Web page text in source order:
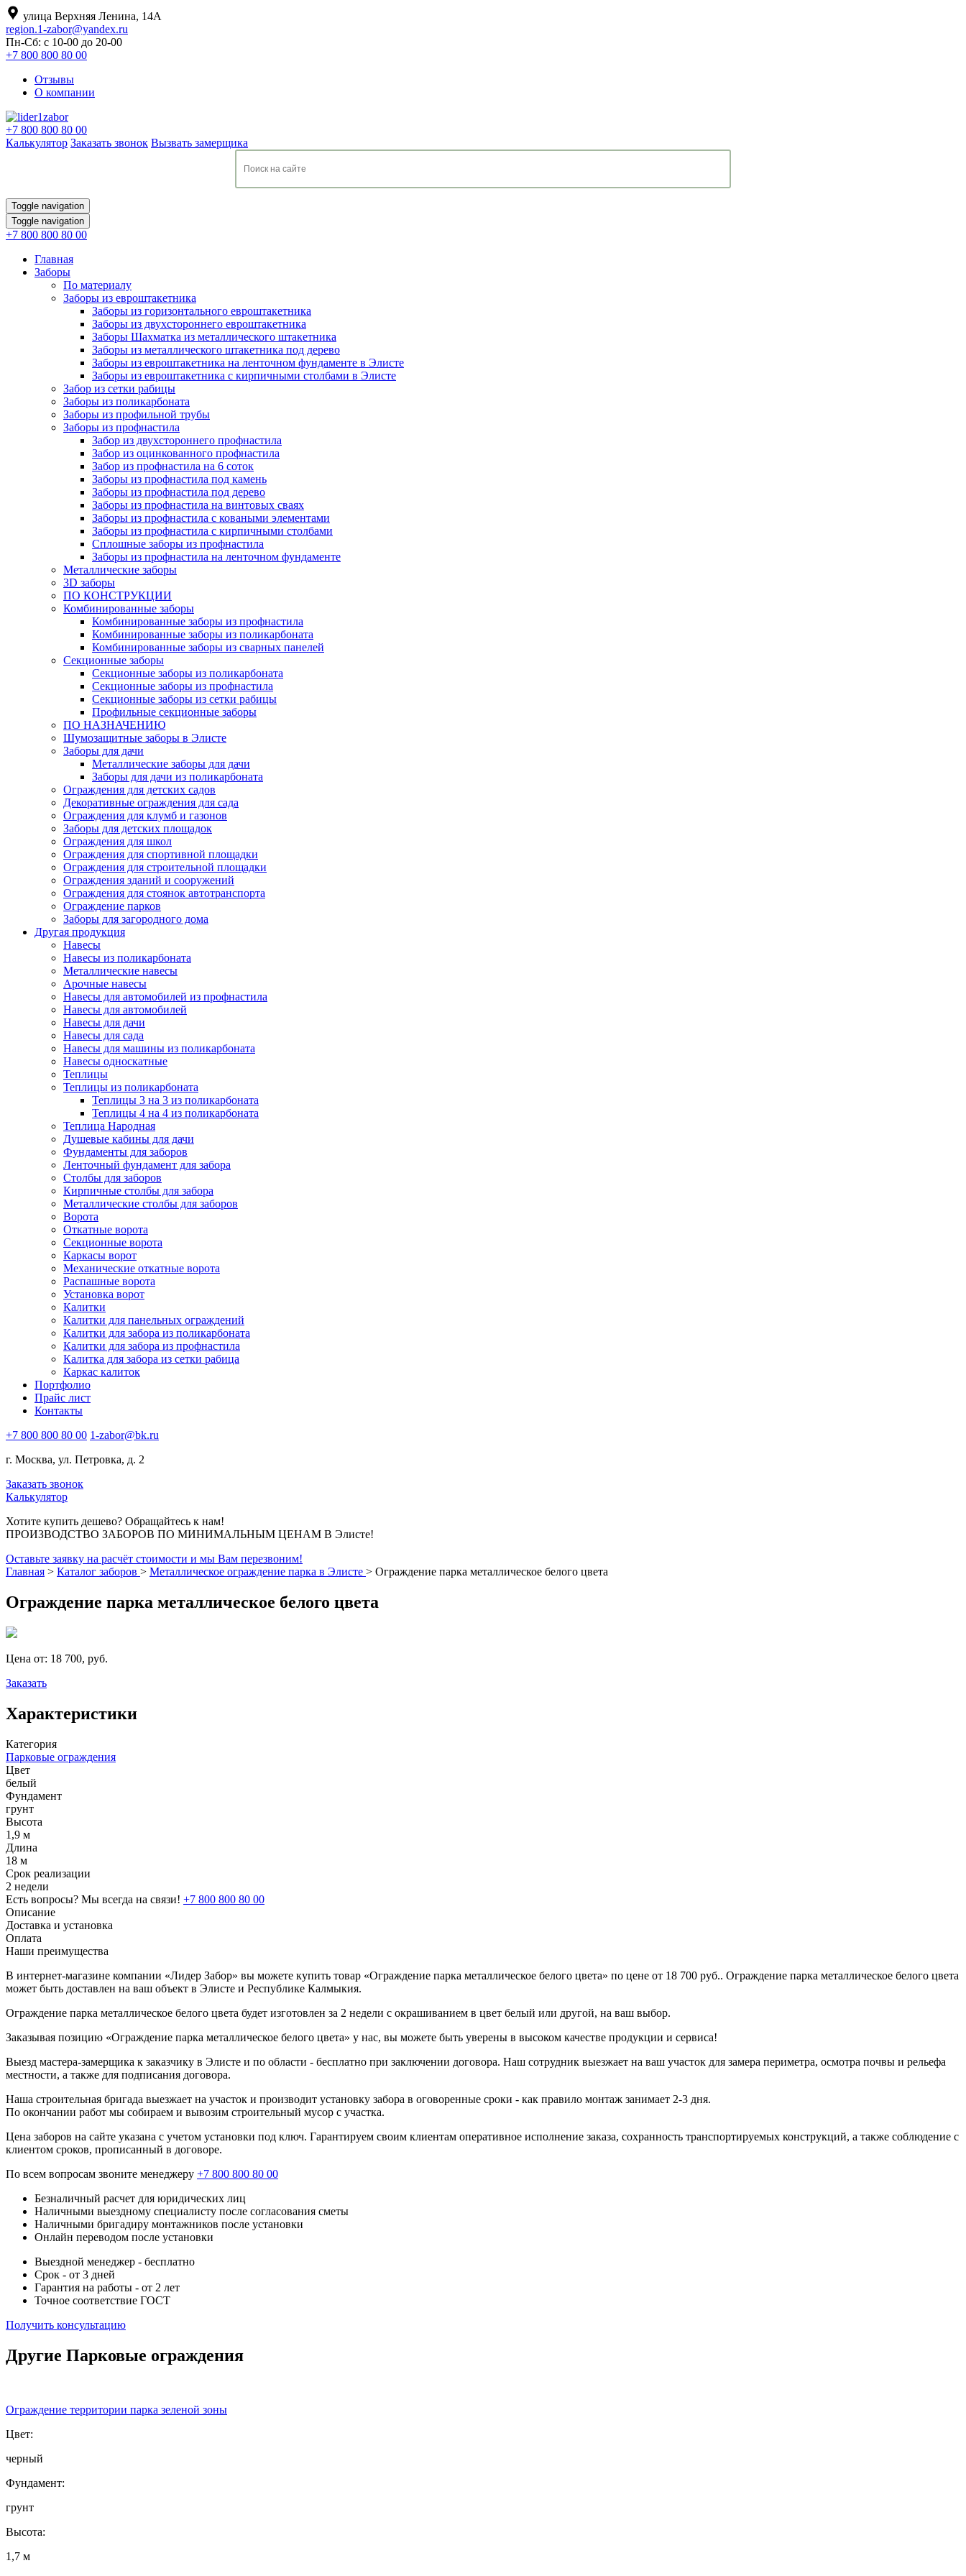
улица Верхняя Ленина, 14А
region.1-zabor@yandex.ru
Пн-Сб: с 10-00 до 20-00
+7 800 800 80 00
Отзывы
О компании
+7 800 800 80 00
Калькулятор Заказать звонок Вызвать замерщика
Toggle navigation
Toggle navigation
+7 800 800 80 00
Главная
Заборы
По материалу
Заборы из евроштакетника
Заборы из горизонтального евроштакетника
Заборы из двухстороннего евроштакетника
Заборы Шахматка из металлического штакетника
Заборы из металлического штакетника под дерево
Заборы из евроштакетника на ленточном фундаменте в Элисте
Заборы из евроштакетника с кирпичными столбами в Элисте
Забор из сетки рабицы
Заборы из поликарбоната
Заборы из профильной трубы
Заборы из профнастила
Забор из двухстороннего профнастила
Забор из оцинкованного профнастила
Забор из профнастила на 6 соток
Заборы из профнастила под камень
Заборы из профнастила под дерево
Заборы из профнастила на винтовых сваях
Заборы из профнастила с коваными элементами
Заборы из профнастила с кирпичными столбами
Сплошные заборы из профнастила
Заборы из профнастила на ленточном фундаменте
Металлические заборы
3D заборы
ПО КОНСТРУКЦИИ
Комбинированные заборы
Комбинированные заборы из профнастила
Комбинированные заборы из поликарбоната
Комбинированные заборы из сварных панелей
Секционные заборы
Секционные заборы из поликарбоната
Секционные заборы из профнастила
Секционные заборы из сетки рабицы
Профильные секционные заборы
ПО НАЗНАЧЕНИЮ
Шумозащитные заборы в Элисте
Заборы для дачи
Металлические заборы для дачи
Заборы для дачи из поликарбоната
Ограждения для детских садов
Декоративные ограждения для сада
Ограждения для клумб и газонов
Заборы для детских площадок
Ограждения для школ
Ограждения для спортивной площадки
Ограждения для строительной площадки
Ограждения зданий и сооружений
Ограждения для стоянок автотранспорта
Ограждение парков
Заборы для загородного дома
Другая продукция
Навесы
Навесы из поликарбоната
Металлические навесы
Арочные навесы
Навесы для автомобилей из профнастила
Навесы для автомобилей
Навесы для дачи
Навесы для сада
Навесы для машины из поликарбоната
Навесы односкатные
Теплицы
Теплицы из поликарбоната
Теплицы 3 на 3 из поликарбоната
Теплицы 4 на 4 из поликарбоната
Теплица Народная
Душевые кабины для дачи
Фундаменты для заборов
Ленточный фундамент для забора
Столбы для заборов
Кирпичные столбы для забора
Металлические столбы для заборов
Ворота
Откатные ворота
Секционные ворота
Каркасы ворот
Механические откатные ворота
Распашные ворота
Установка ворот
Калитки
Калитки для панельных ограждений
Калитки для забора из поликарбоната
Калитки для забора из профнастила
Калитка для забора из сетки рабица
Каркас калиток
Портфолио
Прайс лист
Контакты
+7 800 800 80 00 1-zabor@bk.ru
г. Москва, ул. Петровка, д. 2
Заказать звонок
Калькулятор
Хотите купить дешево? Обращайтесь к нам!
ПРОИЗВОДСТВО ЗАБОРОВ ПО МИНИМАЛЬНЫМ ЦЕНАМ В Элисте!
Оставьте заявку на расчёт стоимости и мы Вам перезвоним!
Главная > Каталог заборов > Металлическое ограждение парка в Элисте > Ограждение парка металлическое белого цвета
Ограждение парка металлическое белого цвета
Цена от: 18 700, руб.
Заказать
Характеристики
Категория
Парковые ограждения
Цвет
белый
Фундамент
грунт
Высота
1,9 м
Длина
18 м
Срок реализации
2 недели
Есть вопросы? Мы всегда на связи! +7 800 800 80 00
Описание
Доставка и установка
Оплата
Наши преимущества
В интернет-магазине компании «Лидер Забор» вы можете купить товар «Ограждение парка металлическое белого цвета» по цене от 18 700 руб.. Ограждение парка металлическое белого цвета
может быть доставлен на ваш объект в Элисте и Республике Калмыкия.
Ограждение парка металлическое белого цвета будет изготовлен за 2 недели с окрашиванием в цвет белый или другой, на ваш выбор.
Заказывая позицию «Ограждение парка металлическое белого цвета» у нас, вы можете быть уверены в высоком качестве продукции и сервиса!
Выезд мастера-замерщика к заказчику в Элисте и по области - бесплатно при заключении договора. Наш сотрудник выезжает на ваш участок для замера периметра, осмотра почвы и рельефа
местности, а также для подписания договора.
Наша строительная бригада выезжает на участок и производит установку забора в оговоренные сроки - как правило монтаж занимает 2-3 дня.
По окончании работ мы собираем и вывозим строительный мусор с участка.
Цена заборов на сайте указана с учетом установки под ключ. Гарантируем своим клиентам оперативное исполнение заказа, сохранность транспортируемых конструкций, а также соблюдение с
клиентом сроков, прописанный в договоре.
По всем вопросам звоните менеджеру +7 800 800 80 00
Безналичный расчет для юридических лиц
Наличными выездному специалисту после согласования сметы
Наличными бригадиру монтажников после установки
Онлайн переводом после установки
Выездной менеджер - бесплатно
Срок - от 3 дней
Гарантия на работы - от 2 лет
Точное соответствие ГОСТ
Получить консультацию
Другие Парковые ограждения
Ограждение территории парка зеленой зоны
Цвет:
черный
Фундамент:
грунт
Высота:
1,7 м